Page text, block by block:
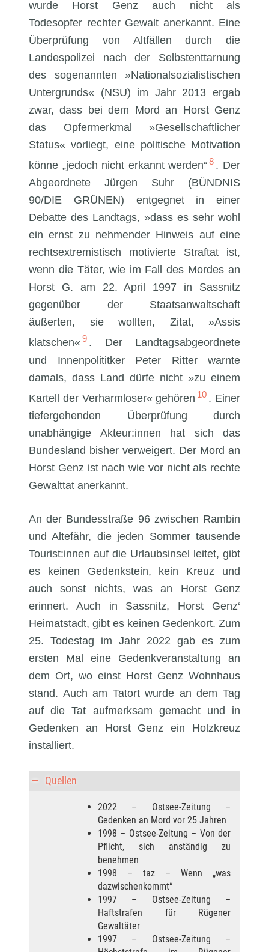
wurde Horst Genz auch nicht als
Todesopfer rechter Gewalt anerkannt. Eine
Überprüfung von Altfällen durch die
Landespolizei nach der Selbstenttarnung
des sogenannten »Nationalsozialistischen
Untergrunds« (NSU) im Jahr 2013 ergab
zwar, dass bei dem Mord an Horst Genz
das Opfermerkmal »Gesellschaftlicher
Status« vorliegt, eine politische Motivation
könne „jedoch nicht erkannt werden“ 8 . Der
Abgeordnete Jürgen Suhr (BÜNDNIS
90/DIE GRÜNEN) entgegnet in einer
Debatte des Landtags, »dass es sehr wohl
ein ernst zu nehmender Hinweis auf eine
rechtsextremistisch motivierte Straftat ist,
wenn die Täter, wie im Fall des Mordes an
Horst G. am 22. April 1997 in Sassnitz
gegenüber der Staatsanwaltschaft
äußerten, sie wollten, Zitat, »Assis
klatschen« 9 . Der Landtagsabgeordnete
und Innenpolititker Peter Ritter warnte
damals, dass Land dürfe nicht »zu einem
Kartell der Verharmloser« gehören 10 . Einer
tiefergehenden Überprüfung durch
unabhängige Akteur:innen hat sich das
Bundesland bisher verweigert. Der Mord an
Horst Genz ist nach wie vor nicht als rechte
Gewalttat anerkannt.
An der Bundesstraße 96 zwischen Rambin
und Altefähr, die jeden Sommer tausende
Tourist:innen auf die Urlaubsinsel leitet, gibt
es keinen Gedenkstein, kein Kreuz und
auch sonst nichts, was an Horst Genz
erinnert. Auch in Sassnitz, Horst Genz‘
Heimatstadt, gibt es keinen Gedenkort. Zum
25. Todestag im Jahr 2022 gab es zum
ersten Mal eine Gedenkveranstaltung an
dem Ort, wo einst Horst Genz Wohnhaus
stand. Auch am Tatort wurde an dem Tag
auf die Tat aufmerksam gemacht und in
Gedenken an Horst Genz ein Holzkreuz
installiert.
Quellen
2022 – Ostsee-Zeitung –
Gedenken an Mord vor 25 Jahren
1998 – Ostsee-Zeitung – Von der
Pflicht, sich anständig zu
benehmen
1998 – taz – Wenn „was
dazwischenkommt“
1997 – Ostsee-Zeitung –
Haftstrafen für Rügener
Gewaltäter
1997 – Ostsee-Zeitung –